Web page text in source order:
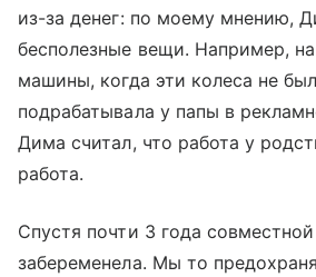
из-за денег: по моему мнению,
бесполезные вещи. Например,
машины, когда эти колеса не
подрабатывала у папы в
Дима считал, что работа у
работа.
Спустя почти 3 года
забеременела. Мы то